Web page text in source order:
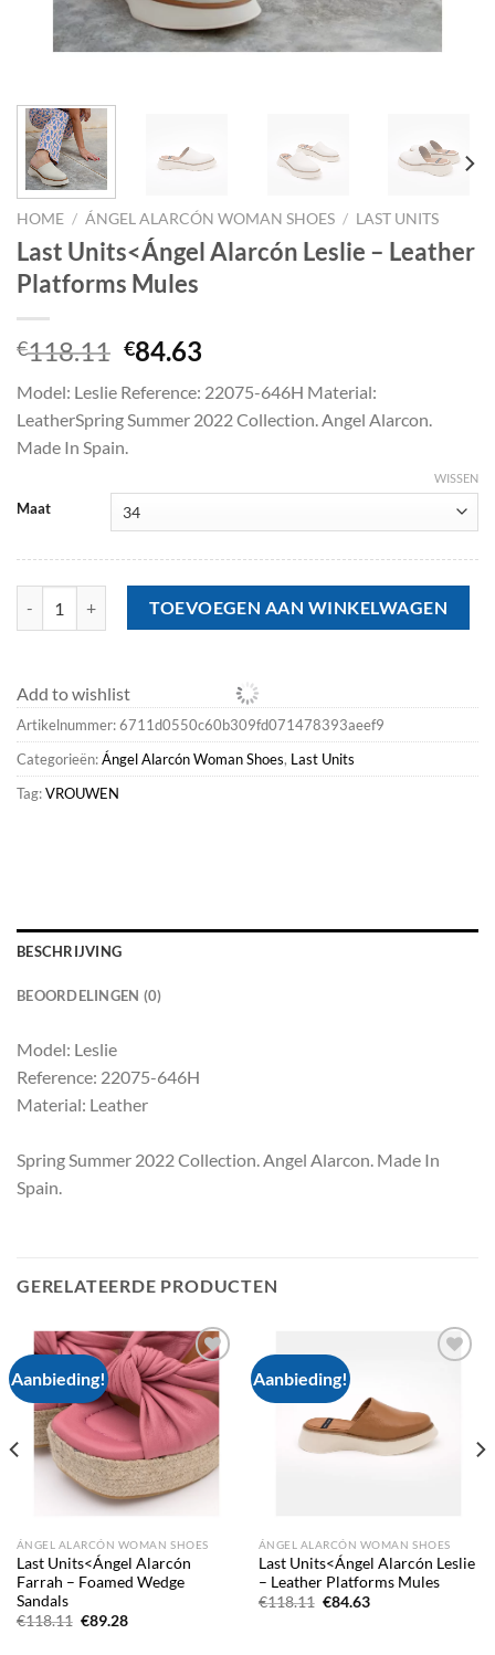
HOME / ÁNGEL ALARCÓN WOMAN SHOES / LAST UNITS
Last Units<Ángel Alarcón Leslie – Leather
Platforms Mules
€118.11 Oorspronkelijke
was:
€118.11.
€84.63
is:
€84.63.
Model: Leslie Reference: 22075-646H Material:
LeatherSpring Summer 2022 Collection. Angel Alarcon.
Made In Spain.
Maat
WISSEN
Last Units<Ángel Alarcón Leslie - Leather Platforms Mules aantal
TOEVOEGEN AAN WINKELWAGEN
Add to wishlist
Artikelnummer:6711d0550c60b309fd071478393aeef9
Categorieën:Ángel Alarcón Woman Shoes, Last Units
Tag:VROUWEN
BESCHRIJVING
BEOORDELINGEN (0)
Model: Leslie
Reference: 22075-646H
Material: Leather
Spring Summer 2022 Collection. Angel Alarcon. Made In
Spain.
GERELATEERDE PRODUCTEN
Aanbieding!
Add to
wishlist
ÁNGEL ALARCÓN WOMAN SHOES
Last Units<Ángel Alarcón
Farrah – Foamed Wedge
Sandals
€118.11 Oorspronkelijke
€89.28Huidige
Aanbieding!
ÁNGEL ALARCÓN WOMAN SHOES
Last Units<Ángel Alarcón Leslie
– Leather Platforms Mules
€118.11 Oorspronkelijke
€84.63Huidige